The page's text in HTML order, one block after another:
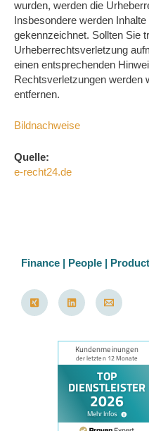
wurden, werden die
Insbesondere werden
gekennzeichnet. Sollten Sie
Urheberrechtsverletzung
einen entsprechenden
Rechtsverletzungen werden
entfernen.
Bildnachweise
Quelle:
e-recht24.de
Finance | People |